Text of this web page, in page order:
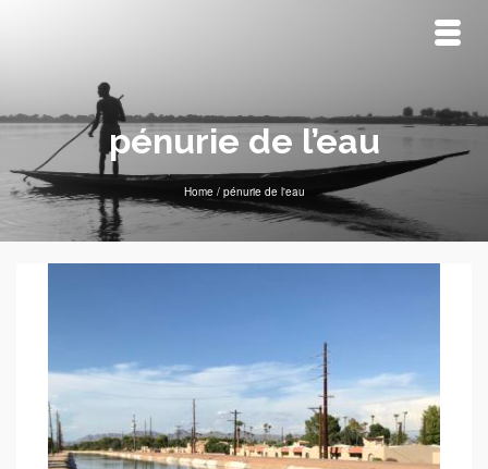
pénurie de l’eau
Home / pénurie de l'eau